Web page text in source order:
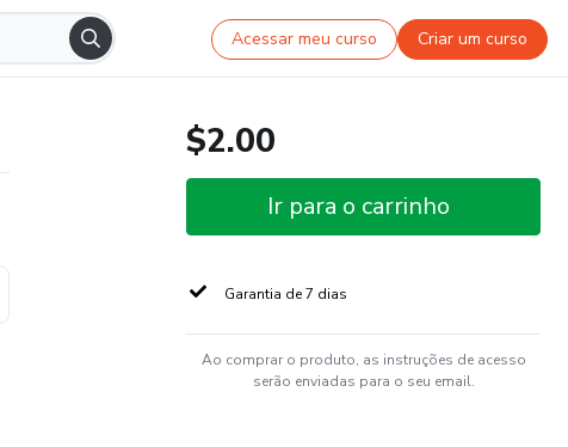
Acessar meu curso Criar um curso
$2.00
Ir para o carrinho
Garantia de 7 dias
Ao comprar o produto, as instruções de acesso
serão enviadas para o seu email.